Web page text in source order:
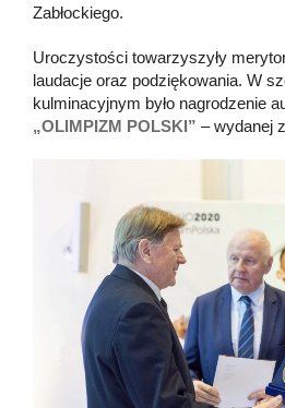
Zabłockiego.
Uroczystości towarzyszyły
laudacje oraz podziękowania. W
kulminacyjnym było nagrodzenie
„OLIMPIZM POLSKI” – wydanej